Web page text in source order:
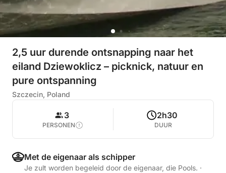
2,5 uur durende ontsnapping naar het
eiland Dziewoklicz – picknick, natuur en
pure ontspanning
Szczecin, Poland
3
PERSONEN
2h30
DUUR
Met de eigenaar als schipper
Je zult worden begeleid door de eigenaar, die Pools. ·